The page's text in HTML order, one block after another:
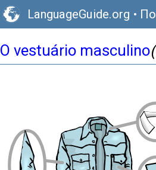
LanguageGuide.org •
O vestuário masculino